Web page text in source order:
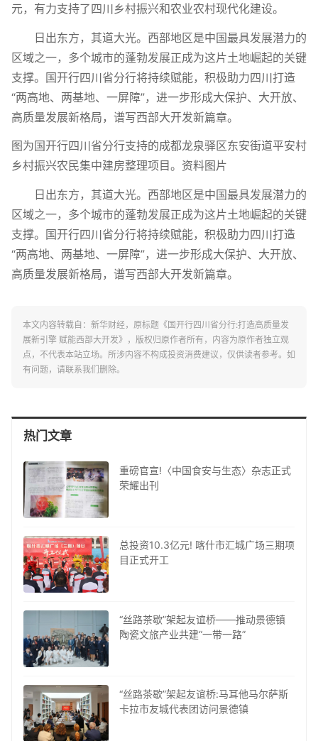
元，有力支持了四川乡村振兴和农业农村现代化建设。
日出东方，其道大光。西部地区是中国最具发展潜力的
区域之一，多个城市的蓬勃发展正成为这片土地崛起的关键
支撑。国开行四川省分行将持续赋能，积极助力四川打造
“两高地、两基地、一屏障”，进一步形成大保护、大开放、
高质量发展新格局，谱写西部大开发新篇章。
图为国开行四川省分行支持的成都龙泉驿区东安街道平安村
乡村振兴农民集中建房整理项目。资料图片
日出东方，其道大光。西部地区是中国最具发展潜力的
区域之一，多个城市的蓬勃发展正成为这片土地崛起的关键
支撑。国开行四川省分行将持续赋能，积极助力四川打造
“两高地、两基地、一屏障”，进一步形成大保护、大开放、
高质量发展新格局，谱写西部大开发新篇章。
本文内容转载自：新华财经，原标题《国开行四川省分行:打造高质量发
展新引擎 赋能西部大开发》，版权归原作者所有，内容为原作者独立观
点，不代表本站立场。所涉内容不构成投资消费建议，仅供读者参考。如
有问题，请联系我们删除。
热门文章
重磅官宣!〈中国食安与生态〉杂志正式
荣耀出刊
总投资10.3亿元! 喀什市汇城广场三期项
目正式开工
“丝路茶歇”架起友谊桥——推动景德镇
陶瓷文旅产业共建“一带一路”
“丝路茶歇”架起友谊桥:马耳他马尔萨斯
卡拉市友城代表团访问景德镇